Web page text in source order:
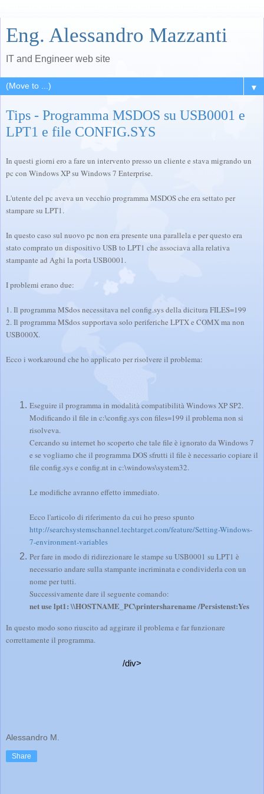
Eng. Alessandro Mazzanti
IT and Engineer web site
▼
Tips - Programma MSDOS su USB0001 e
LPT1 e file CONFIG.SYS
In questi giorni ero a fare un intervento presso un cliente e stava migrando un
pc con Windows XP su Windows 7 Enterprise.
L'utente del pc aveva un vecchio programma MSDOS che era settato per
stampare su LPT1.
In questo caso sul nuovo pc non era presente una parallela e per questo era
stato comprato un dispositivo USB to LPT1 che associava alla relativa
stampante ad Aghi la porta USB0001.
I problemi erano due:
1. Il programma MSdos necessitava nel config.sys della dicitura FILES=199
2. Il programma MSdos supportava solo periferiche LPTX e COMX ma non
USB000X.
Ecco i workaround che ho applicato per risolvere il problema:
Eseguire il programma in modalità compatibilità Windows XP SP2.
Modificando il file in c:\config.sys con files=199 il problema non si
risolveva.
Cercando su internet ho scoperto che tale file è ignorato da Windows 7
e se vogliamo che il programma DOS sfrutti il file è necessario copiare il
file config.sys e config.nt in c:\windows\system32.
Le modifiche avranno effetto immediato.
Ecco l'articolo di riferimento da cui ho preso spunto
http://searchsystemschannel.techtarget.com/feature/Setting-Windows-
7-environment-variables
Per fare in modo di ridirezionare le stampe su USB0001 su LPT1 è
necessario andare sulla stampante incriminata e condividerla con un
nome per tutti.
Successivamente dare il seguente comando:
net use lpt1: \\HOSTNAME_PC\printersharename /Persistenst:Yes
In questo modo sono riuscito ad aggirare il problema e far funzionare
correttamente il programma.
/div>
Alessandro M.
Share